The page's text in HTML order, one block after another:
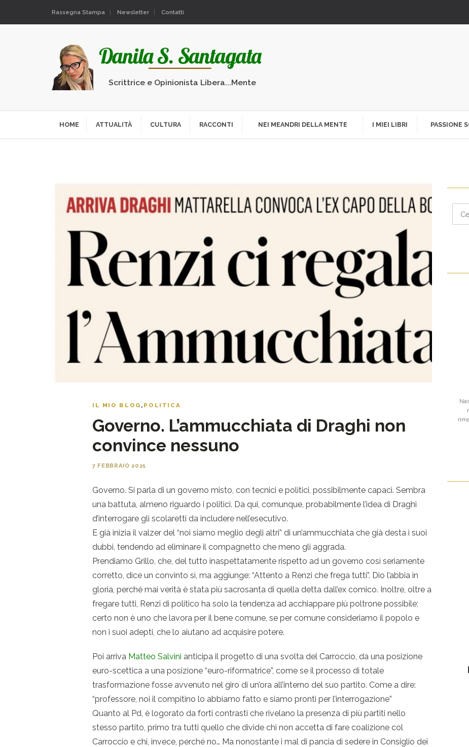
Rassegna Stampa Newsletter Contatti
Scrittrice e Opinionista Libera...Mente
HOME ATTUALITÀ CULTURA RACCONTI NEI MEANDRI DELLA MENTE I MIEI LIBRI PASSIONE
IL MIO BLOG , POLITICA
Governo. L’ammucchiata di Draghi non
convince nessuno
7 FEBBRAIO 2021
Governo. Si parla di un governo misto, con tecnici e politici, possibilmente capaci. Sembra
una battuta, almeno riguardo i politici. Da qui, comunque, probabilmente l’idea di Draghi
d’interrogare gli scolaretti da includere nell’esecutivo.
E già inizia il valzer del “noi siamo meglio degli altri” di un’ammucchiata che già desta i suoi
dubbi, tendendo ad eliminare il compagnetto che meno gli aggrada.
Prendiamo Grillo, che, del tutto inaspettatamente rispetto ad un governo così seriamente
corretto, dice un convinto sì, ma aggiunge: “Attento a Renzi che frega tutti”. Dio l’abbia in
gloria, perché mai verità è stata più sacrosanta di quella detta dall’ex comico. Inoltre, oltre a
fregare tutti, Renzi di politico ha solo la tendenza ad acchiappare più poltrone possibile;
certo non è uno che lavora per il bene comune, se per comune consideriamo il popolo e
non i suoi adepti, che lo aiutano ad acquisire potere.
Poi arriva Matteo Salvini anticipa il progetto di una svolta del Carroccio, da una posizione
euro-scettica a una posizione “euro-riformatrice”, come se il processo di totale
trasformazione fosse avvenuto nel giro di un’ora all’interno del suo partito. Come a dire:
“professore, noi il compitino lo abbiamo fatto e siamo pronti per l’interrogazione”
Quanto al Pd, è logorato da forti contrasti che rivelano la presenza di più partiti nello
stesso partito, primo tra tutti quello che divide chi non accetta di fare coalizione col
Carroccio e chi, invece, perché no… Ma nonostante i mal di pancia di sedere in Consiglio dei